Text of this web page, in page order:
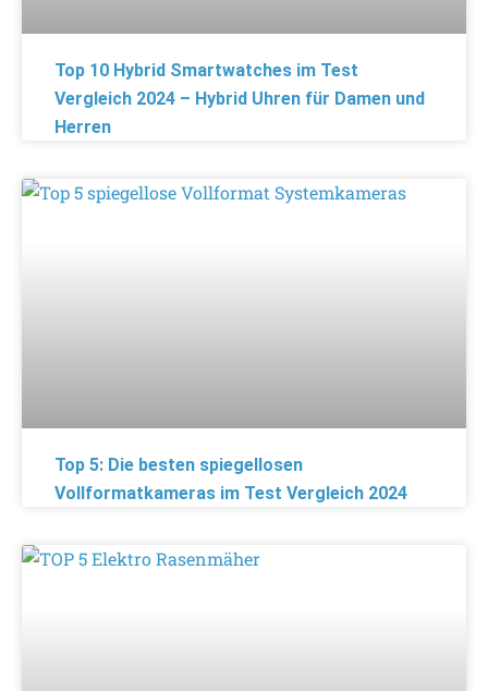
Top 10 Hybrid Smartwatches im Test
Vergleich 2024 – Hybrid Uhren für Damen und
Herren
Top 5: Die besten spiegellosen
Vollformatkameras im Test Vergleich 2024